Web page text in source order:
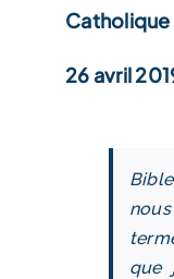
Catholique
26 avril
que